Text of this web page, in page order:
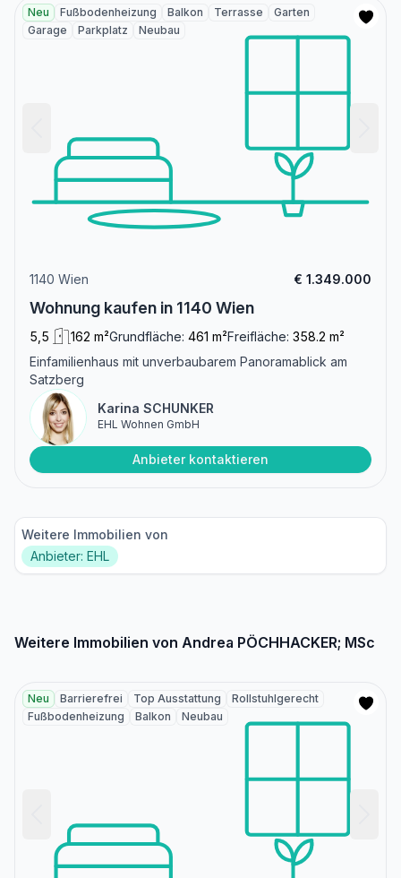
Neu Fußbodenheizung Balkon Terrasse
Garten
Garage
Parkplatz Neubau
1140 Wien € 1.349.000
Wohnung kaufen in 1140 Wien
5,5 162 m²Grundfläche: 461 m²Freifläche: 358.2 m²
Einfamilienhaus mit unverbaubarem Panoramablick am
Satzberg
Karina SCHUNKER
EHL Wohnen GmbH
Anbieter kontaktieren
Weitere Immobilien von
Anbieter: EHL
Weitere Immobilien von Andrea PÖCHHACKER; MSc
Neu Barrierefrei Top Ausstattung
Rollstuhlgerecht
Fußbodenheizung
Balkon Neubau